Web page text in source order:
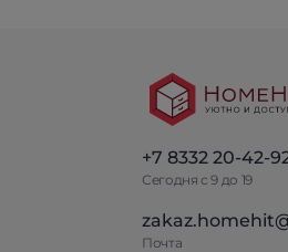
+7 8332 20-42-
Сегодня с 9 до 19
Почта